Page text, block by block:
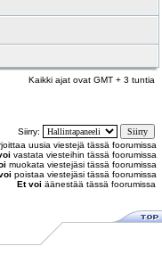
Kaikki ajat ovat GMT + 3 tuntia
Siirry:
uusia viestejä tässä foorumissa
vastata viesteihin tässä foorumissa
muokata viestejäsi tässä foorumissa
poistaa viestejäsi tässä foorumissa
Et voi äänestää tässä foorumissa